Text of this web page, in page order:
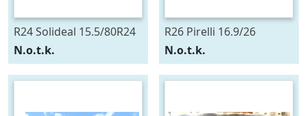
R24 Solideal 15.5/80R24
N.o.t.k.
R26 Pirelli 16.9/26
N.o.t.k.